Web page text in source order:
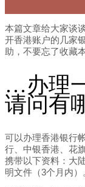
本篇文章给大家谈
开香港账户的几家
助，不要忘了收藏
…办理
请问有
可以办理香港银行
行、中银香港、花
携带以下资料：大
明文件（3个月内）